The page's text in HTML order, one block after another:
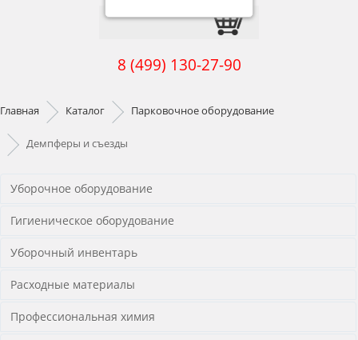
8 (499) 130-27-90
Главная Каталог Парковочное оборудование
Демпферы и съезды
Уборочное оборудование
Гигиеническое оборудование
Уборочный инвентарь
Расходные материалы
Профессиональная химия